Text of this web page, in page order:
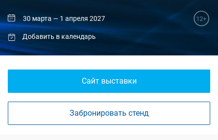
30 марта — 1 апреля 2027
Добавить в календарь
12+
Сайт выставки
Забронировать стенд